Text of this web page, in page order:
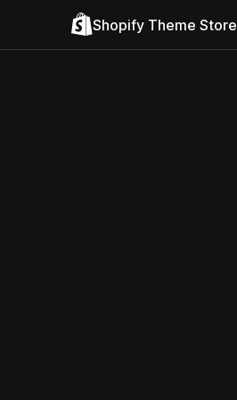
Shopify Theme Store